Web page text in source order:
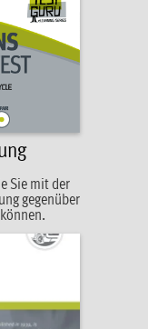
Sie mit der
gegenüber